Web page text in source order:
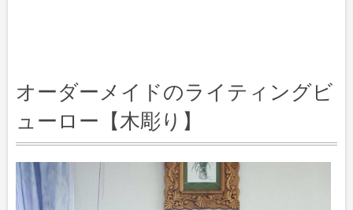
オーダーメイドのライティングビ
ューロー【木彫り】